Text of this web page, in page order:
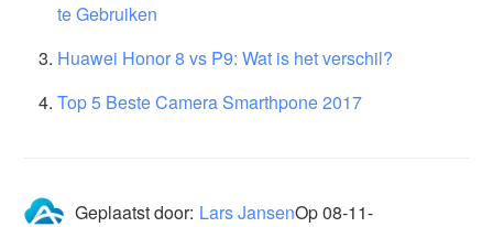
te Gebruiken
Huawei Honor 8 vs P9: Wat is het verschil?
Top 5 Beste Camera Smarthpone 2017
Geplaatst door: Lars JansenOp08-11-